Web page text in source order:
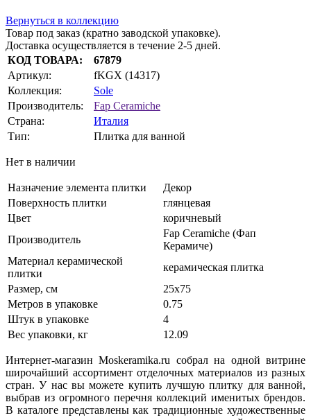
Вернуться в коллекцию
Товар под заказ (кратно заводской упаковке).
Доставка осуществляется в течение 2-5 дней.
КОД ТОВАРА:
67879
Артикул:
fKGX (14317)
Коллекция:
Sole
Производитель:
Fap Ceramiche
Страна:
Италия
Тип:
Плитка для ванной
Нет в наличии
Назначение элемента плитки
Декор
Поверхность плитки
глянцевая
Цвет
коричневый
Производитель
Fap Ceramiche (Фап
Керамиче)
Материал керамической
плитки
керамическая плитка
Размер, см
25х75
Метров в упаковке
0.75
Штук в упаковке
4
Вес упаковки, кг
12.09
Интернет-магазин Moskeramika.ru собрал на одной витрине
широчайший ассортимент отделочных материалов из разных
стран. У нас вы можете купить лучшую плитку для ванной,
выбрав из огромного перечня коллекций именитых брендов.
В каталоге представлены как традиционные художественные